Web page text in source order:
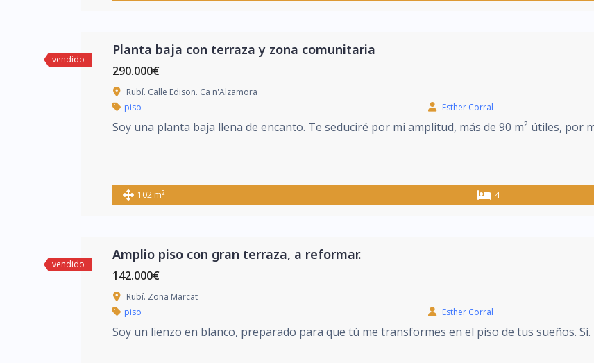
vendido
Planta baja con terraza y zona comunitaria
290.000€
Rubí. Calle Edison. Ca n'Alzamora
piso
Esther Corral
Soy una planta baja llena de encanto. Te seduciré por mi amplitud, más de 90 m² útiles, por
102 m2 4
vendido
Amplio piso con gran terraza, a reformar.
142.000€
Rubí. Zona Marcat
piso
Esther Corral
Soy un lienzo en blanco, preparado para que tú me transformes en el piso de tus sueños.